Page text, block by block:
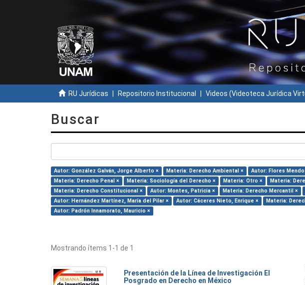
RU Jurídicas Repositorio Institucional Videos (Videoteca Jurídica
Buscar
Autor: González Galván, Jorge Alberto × Materia: Derecho Ambiental × Autor: Flores
Materia: Derecho Penal ×
Materia: Sociología del Derecho × Materia: Otro × Materia:
Materia: Derecho Constitucional ×
Autor: Montes, Patricia × Materia: Derecho Mercantil ×
Autor: Hernández Martínez, María del Pilar ×
Autor: Cáceres Nieto, Enrique × Materia:
Autor: Padrón Innamorato, Mauricio ×
Mostrando ítems 1-1 de 1
Presentación de la Línea de Investigación El
Posgrado en Derecho en México